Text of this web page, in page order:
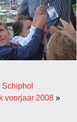
voorjaar 2008»